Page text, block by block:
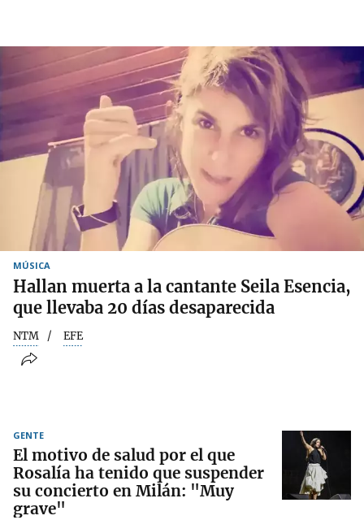
MÚSICA
Hallan muerta a la cantante Seila Esencia,
que llevaba 20 días desaparecida
NTM EFE
GENTE
El motivo de salud por el que
Rosalía ha tenido que suspender
su concierto en Milán: "Muy
grave"